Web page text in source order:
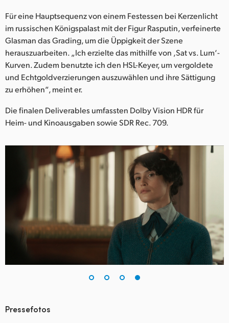
Für eine Hauptsequenz von einem Festessen bei Kerzenlicht
im russischen Königspalast mit der Figur Rasputin, verfeinerte
Glasman das Grading, um die Üppigkeit der Szene
herauszuarbeiten. „Ich erzielte das mithilfe von ‚Sat vs. Lum‘-
Kurven. Zudem benutzte ich den HSL-Keyer, um vergoldete
und Echtgoldverzierungen auszuwählen und ihre Sättigung
zu erhöhen“, meint er.
Die finalen Deliverables umfassten Dolby Vision HDR für
Heim- und Kinoausgaben sowie SDR Rec. 709.
Pressefotos